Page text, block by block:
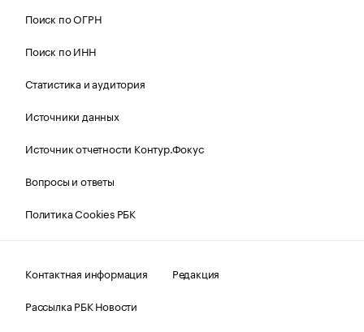
Поиск по ОГРН
Поиск по ИНН
Статистика и аудитория
Источники данных
Источник отчетности Контур.Фокус
Вопросы и ответы
Политика Cookies РБК
Контактная информация
Редакция
Рассылка РБК Новости